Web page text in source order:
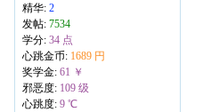
精华: 2
发帖: 7534
学分: 34 点
心跳金币: 1689 円
奖学金: 61 ￥
邪恶度: 109 级
心跳度: 9 ℃